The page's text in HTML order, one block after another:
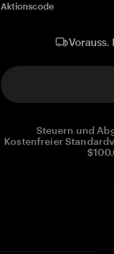
Aktionscode
Steuern und
Kostenfreier